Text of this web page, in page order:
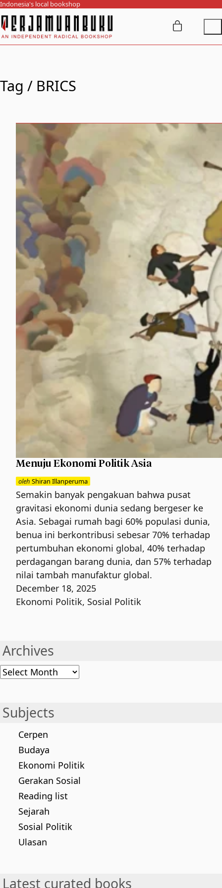
Indonesia's local bookshop
Tag / BRICS
Menuju Ekonomi Politik Asia
oleh Shiran Illanperuma
Semakin banyak pengakuan bahwa pusat
gravitasi ekonomi dunia sedang bergeser ke
Asia. Sebagai rumah bagi 60% populasi dunia,
benua ini berkontribusi sebesar 70% terhadap
pertumbuhan ekonomi global, 40% terhadap
perdagangan barang dunia, dan 57% terhadap
nilai tambah manufaktur global.
December 18, 2025
Ekonomi Politik, Sosial Politik
Archives
Archives
Subjects
Cerpen
Budaya
Ekonomi Politik
Gerakan Sosial
Reading list
Sejarah
Sosial Politik
Ulasan
Latest curated books